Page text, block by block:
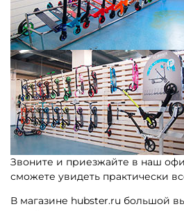
Звоните и приезжайте в наш
сможете увидеть практически
В магазине hubster.ru большой